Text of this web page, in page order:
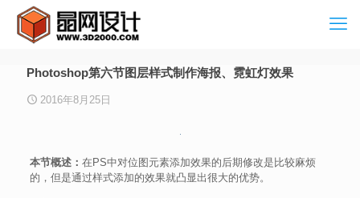
Photoshop第六节图层样式制作海报、霓虹灯效果
2016年8月25日
本节概述： 在PS中对位图元素添加效果的后期修改是比较麻烦
的，但是通过样式添加的效果就凸显出很大的优势。